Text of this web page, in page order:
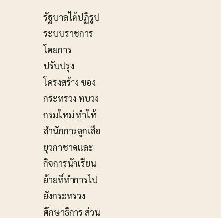
รัฐบาลได้ปฏิรูป
ระบบราชการ
โดยการ
ปรับปรุง
โครงสร้าง ของ
กระทรวง ทบวง
กรมใหม่ ทำให้
สำนักการลูกเสือ
ยุวกาชาดและ
กิจการนักเรียน
ย้ายที่ทำการไป
ยังกระทรวง
ศึกษาธิการ ส่วน